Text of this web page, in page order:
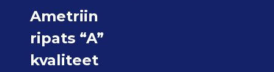
Ametriin
ripats “A”
kvaliteet